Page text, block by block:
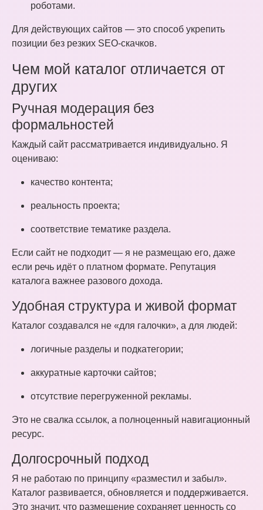
роботами.
Для действующих сайтов — это способ укрепить
позиции без резких SEO-скачков.
Чем мой каталог отличается от
других
Ручная модерация без
формальностей
Каждый сайт рассматривается индивидуально. Я
оцениваю:
качество контента;
реальность проекта;
соответствие тематике раздела.
Если сайт не подходит — я не размещаю его, даже
если речь идёт о платном формате. Репутация
каталога важнее разового дохода.
Удобная структура и живой формат
Каталог создавался не «для галочки», а для людей:
логичные разделы и подкатегории;
аккуратные карточки сайтов;
отсутствие перегруженной рекламы.
Это не свалка ссылок, а полноценный навигационный
ресурс.
Долгосрочный подход
Я не работаю по принципу «разместил и забыл».
Каталог развивается, обновляется и поддерживается.
Это значит, что размещение сохраняет ценность со